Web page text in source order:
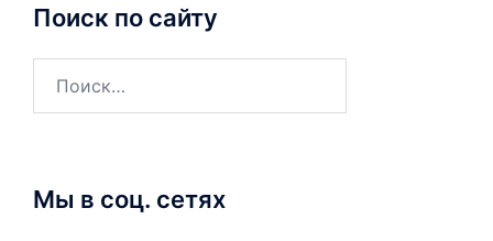
Поиск по сайту
Мы в соц. сетях